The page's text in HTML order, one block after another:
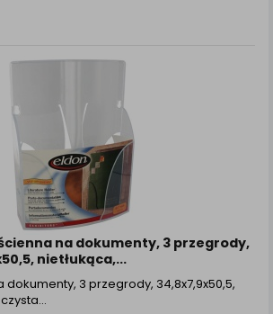
na dokumenty, 3 przegrody,
nietłukąca,...
dokumenty, 3 przegrody, 34,8x7,9x50,5,
(rozwiń)
Partnerów (rozwiń)